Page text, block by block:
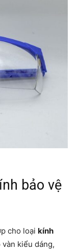
bảo vệ
cho loại kính
kiểu dáng,